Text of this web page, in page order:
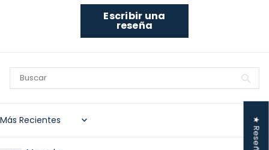
Escribir una
reseña
Sort by ★ Reseñas